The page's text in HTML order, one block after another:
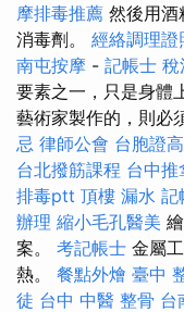
摩排毒推薦 然後用酒
消毒劑。 經絡調理證
南屯按摩 - 記帳士
要素之一，只是身體
藝術家製作的，則必
忌 律師公會 台胞證
台北撥筋課程 台中推
排毒ptt 頂樓 漏水 記
辦理 縮小毛孔醫美
案。 考記帳士 金屬
熱。 餐點外燴 臺中
徒 台中 中醫 整骨 台